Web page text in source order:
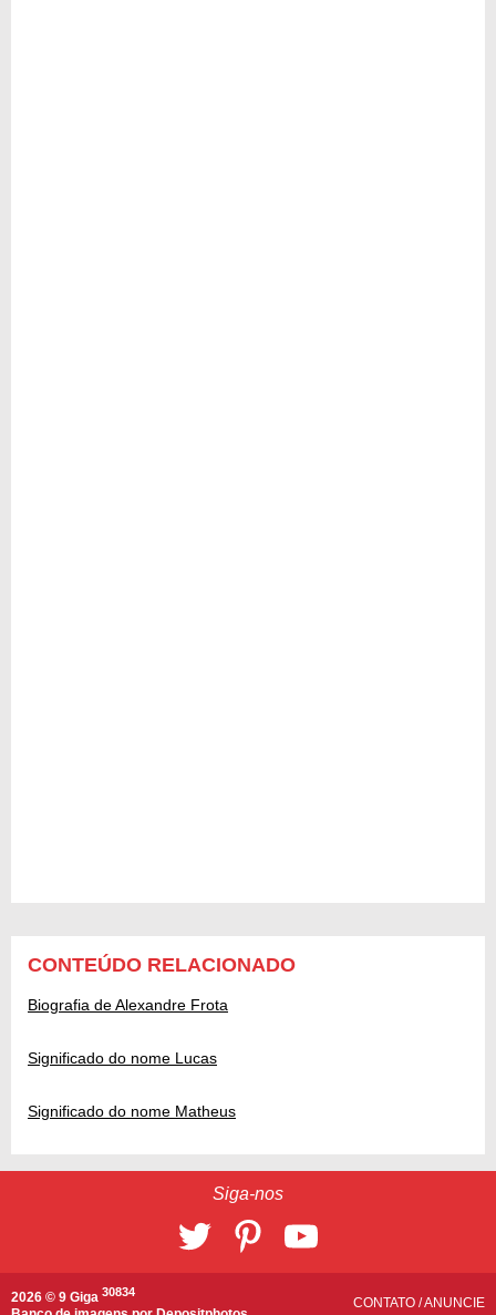
CONTEÚDO RELACIONADO
Biografia de Alexandre Frota
Significado do nome Lucas
Significado do nome Matheus
Siga-nos
2026 © 9 Giga 30834
CONTATO /ANUNCIE